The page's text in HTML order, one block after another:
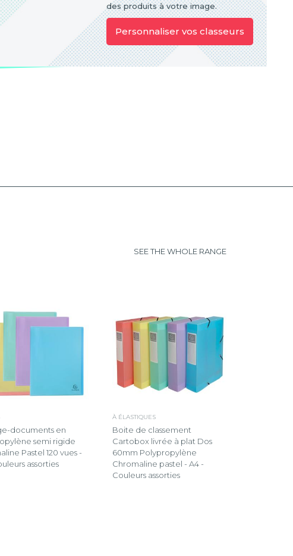
des produits à votre image.
Personnaliser vos classeurs
SEE THE WHOLE RANGE
documents en
semi rigide
Pastel 120 vues -
assorties
À ÉLASTIQUES
Boite de classement
Cartobox livrée à plat Dos
60mm Polypropylène
Chromaline pastel - A4 -
Couleurs assorties